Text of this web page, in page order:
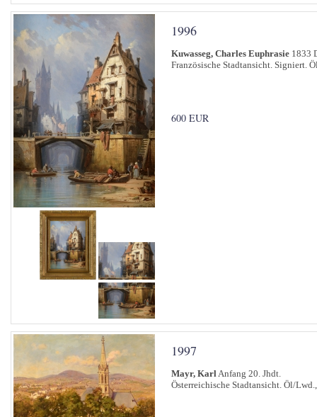
1996
Kuwasseg, Charles Euphrasie 1833
Französische Stadtansicht. Signiert.
600 EUR
1997
Mayr, KarlAnfang 20. Jhdt.
Österreichische Stadtansicht. Öl/